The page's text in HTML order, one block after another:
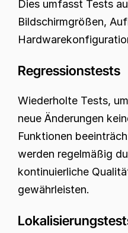
Dies umfasst Tests
Bildschirmgrößen,
Regressionstests
Wiederholte Tests,
neue Änderungen
Funktionen
werden regelmäßig
kontinuierliche
gewährleisten.